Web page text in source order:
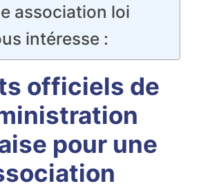
association loi
intéresse :
officiels de
pour une